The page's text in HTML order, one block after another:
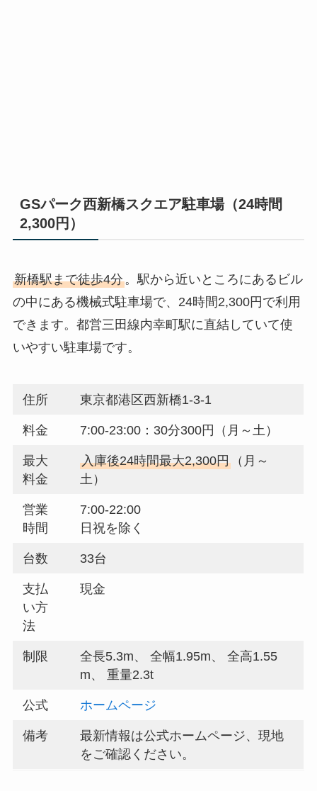
GSパーク西新橋スクエア駐車場（24時間
2,300円）
新橋駅まで徒歩4分。駅から近いところにあるビル
の中にある機械式駐車場で、24時間2,300円で利用
できます。都営三田線内幸町駅に直結していて使
いやすい駐車場です。
住所 東京都港区西新橋1-3-1
料金 7:00-23:00：30分300円（月～土）
最大
料金
入庫後24時間最大2,300円 （月～
土）
営業
時間
7:00-22:00
日祝を除く
台数 33台
支払
い方
法
現金
制限
全長5.3m、 全幅1.95m、 全高1.55
m、 重量2.3t
公式 ホームページ
備考
最新情報は公式ホームページ、現地
をご確認ください。